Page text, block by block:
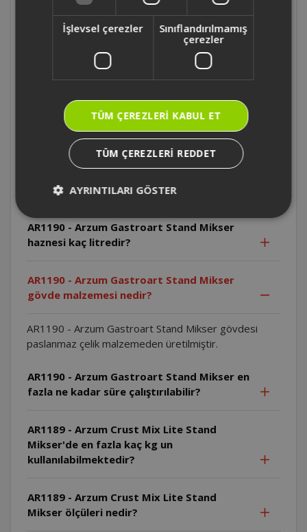
yapılmıştır?
AR1190 - Arzum Gastroart Stand Mikser'in
aparatları hangi malzemeden üretilmiştir?
AR1190 - Arzum Gastroart Stand Mikser
ürün ağırlığı nedir?
AR1190 - Arzum Gastroart Stand Mikser 'in
AR1190 - Arzum Gastroart Stand Mikser
haznesi kaç litredir?
AR1190 - Arzum Gastroart Stand Mikser
gövde malzemesi nedir?
AR1190 - Arzum Gastroart Stand Mikser gövdesi
paslanmaz çelik malzemeden üretilmiştir.
AR1190 - Arzum Gastroart Stand Mikser en
fazla ne kadar süre çalıştırılabilir?
AR1189 - Arzum Crust Mix Lite Stand
Mikser'de en fazla kaç kg un
kullanılabilmektedir?
AR1189 - Arzum Crust Mix Lite Stand
Mikser ölçüleri nedir?
İşlevsel çerezler
Sınıflandırılmamış
çerezler
TÜM ÇEREZLERI KABUL ET
TÜM ÇEREZLERI REDDET
AYRINTILARI GÖSTER